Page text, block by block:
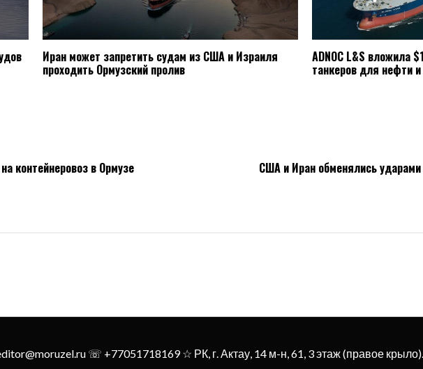
Иран может запретить судам из США и Израиля
проходить Ормузский пролив
ADNOC L&S вложила
танкеров для нефти
контейнеровоз в Ормузе США и Иран обменялись ударами
☏ +77051718169 ☆ РК, г. Актау, 14 м-н, 61, 3 этаж (правое